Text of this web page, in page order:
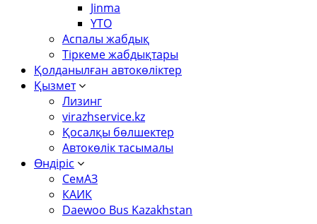
Jinma
YTO
Аспалы жабдық
Тіркеме жабдықтары
Қолданылған автокөліктер
Қызмет
Лизинг
virazhservice.kz
Қосалқы бөлшектер
Автокөлік тасымалы
Өндіріс
СемАЗ
КАИК
Daewoo Bus Kazakhstan